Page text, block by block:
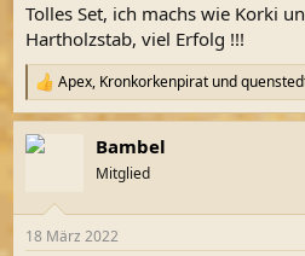
:
Tolles Set, ich machs wie Korki
Hartholzstab, viel Erfolg !!!
R
e
a
k
e
Apex, Kronkorkenpirat und
Bambel
Mitglied
18 März 2022